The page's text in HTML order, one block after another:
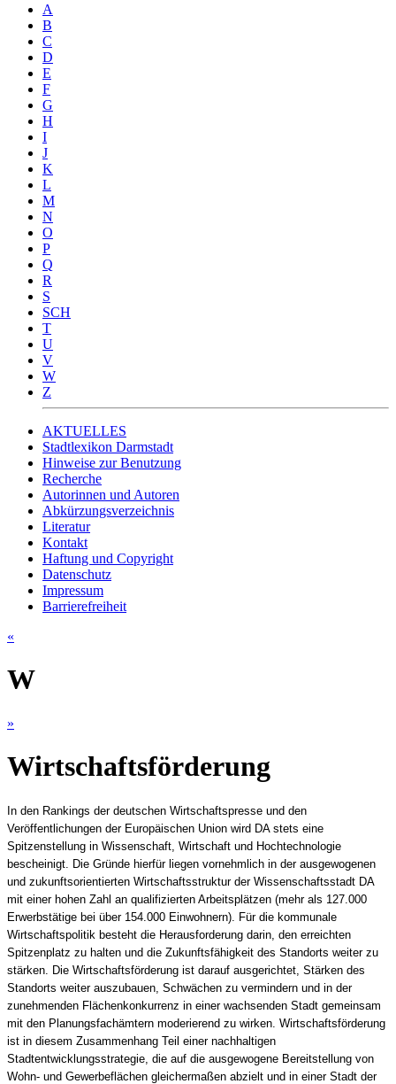
A
B
C
D
E
F
G
H
I
J
K
L
M
N
O
P
Q
R
S
SCH
T
U
V
W
Z
AKTUELLES
Stadtlexikon Darmstadt
Hinweise zur Benutzung
Recherche
Autorinnen und Autoren
Abkürzungsverzeichnis
Literatur
Kontakt
Haftung und Copyright
Datenschutz
Impressum
Barrierefreiheit
«
W
»
Wirtschaftsförderung
In den Rankings der deutschen Wirtschaftspresse und den
Veröffentlichungen der Europäischen Union wird DA stets eine
Spitzenstellung in Wissenschaft, Wirtschaft und Hochtechnologie
bescheinigt. Die Gründe hierfür liegen vornehmlich in der ausgewogenen
und zukunftsorientierten Wirtschaftsstruktur der Wissenschaftsstadt DA
mit einer hohen Zahl an qualifizierten Arbeitsplätzen (mehr als 127.000
Erwerbstätige bei über 154.000 Einwohnern). Für die kommunale
Wirtschaftspolitik besteht die Herausforderung darin, den erreichten
Spitzenplatz zu halten und die Zukunftsfähigkeit des Standorts weiter zu
stärken. Die Wirtschaftsförderung ist darauf ausgerichtet, Stärken des
Standorts weiter auszubauen, Schwächen zu vermindern und in der
zunehmenden Flächenkonkurrenz in einer wachsenden Stadt gemeinsam
mit den Planungsfachämtern moderierend zu wirken. Wirtschaftsförderung
ist in diesem Zusammenhang Teil einer nachhaltigen
Stadtentwicklungsstrategie, die auf die ausgewogene Bereitstellung von
Wohn- und Gewerbeflächen gleichermaßen abzielt und in einer Stadt der